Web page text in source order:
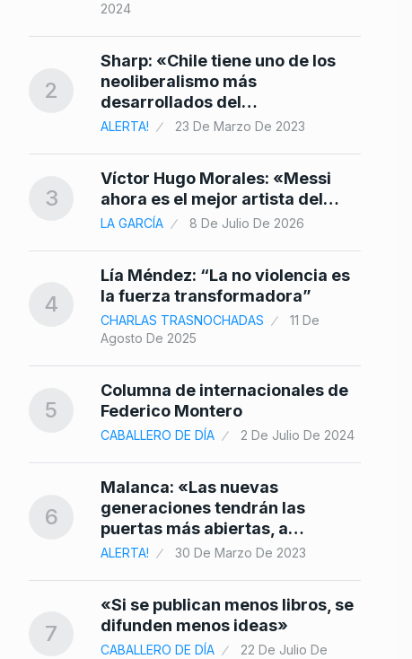
2024
2
Sharp: «Chile tiene uno de los
neoliberalismo más
desarrollados del…
ALERTA! 23 De Marzo De 2023
3
Víctor Hugo Morales: «Messi
ahora es el mejor artista del…
LA GARCÍA 8 De Julio De 2026
4
Lía Méndez: “La no violencia es
la fuerza transformadora”
CHARLAS TRASNOCHADAS
11 De
Agosto De 2025
5
Columna de internacionales de
Federico Montero
CABALLERO DE DÍA 2 De Julio De 2024
6
Malanca: «Las nuevas
generaciones tendrán las
puertas más abiertas, a…
ALERTA! 30 De Marzo De 2023
7
«Si se publican menos libros, se
difunden menos ideas»
CABALLERO DE DÍA
22 De Julio De